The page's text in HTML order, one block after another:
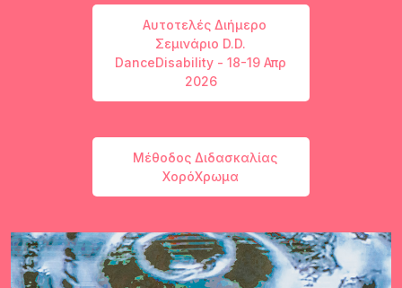
Αυτοτελές Διήμερο
Σεμινάριο D.D.
DanceDisability - 18-19 Απρ
2026
Μέθοδος Διδασκαλίας
ΧορόΧρωμα